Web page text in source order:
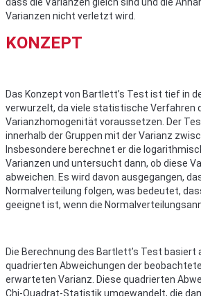
Varianzen nicht verletzt wird.
KONZEPT
Das Konzept von Bartlett’s Test ist tief in
verwurzelt, da viele statistische Verfahren
Varianzhomogenität voraussetzen. Der
innerhalb der Gruppen mit der Varianz
Insbesondere berechnet er die
Varianzen und untersucht dann, ob diese
abweichen. Es wird davon ausgegangen,
Normalverteilung folgen, was bedeutet,
geeignet ist, wenn die
Die Berechnung des Bartlett’s Test basiert
quadrierten Abweichungen der
erwarteten Varianz. Diese quadrierten
Chi-Quadrat-Statistik umgewandelt, die